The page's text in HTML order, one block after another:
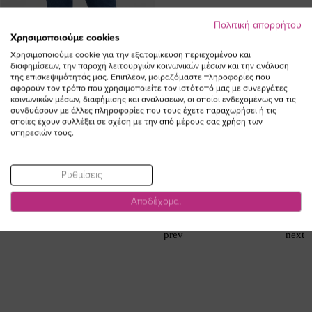
Μπλούζα με σούρα στα μανίκια σε
ριγέ σιελ/λευκό χρώμα plus size
(-30%)
Ειδική
Τιμή
41,80 €
59,70 €
Maxi φόρεμα με μανίκια καμπάνα
σε εμπριμέ πράσινο χρώμα plus
size
(-20%)
Ειδική
Τιμή
126,00 €
157,50 €
Πολιτική απορρήτου
Χρησιμοποιούμε cookies
Χρησιμοποιούμε cookie για την εξατομίκευση περιεχομένου και
διαφημίσεων, την παροχή λειτουργιών κοινωνικών μέσων και την ανάλυση
της επισκεψιμότητάς μας. Επιπλέον, μοιραζόμαστε πληροφορίες που
αφορούν τον τρόπο που χρησιμοποιείτε τον ιστότοπό μας με συνεργάτες
κοινωνικών μέσων, διαφήμισης και αναλύσεων, οι οποίοι ενδεχομένως να τις
συνδυάσουν με άλλες πληροφορίες που τους έχετε παραχωρήσει ή τις
οποίες έχουν συλλέξει σε σχέση με την από μέρους σας χρήση των
υπηρεσιών τους.
Ρυθμίσεις
Αποδέχομαι